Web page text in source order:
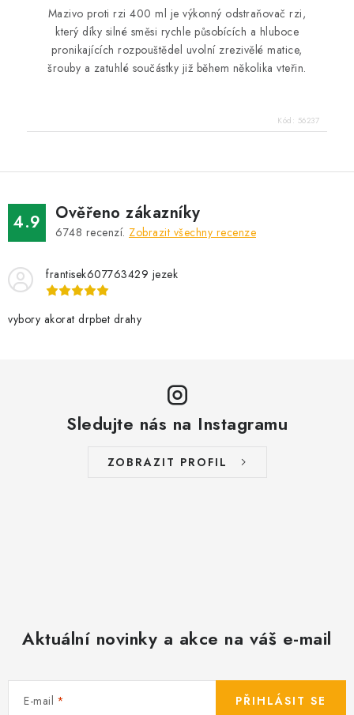
Mazivo proti rzi 400 ml je výkonný odstraňovač rzi,
který díky silné směsi rychle působících a hluboce
pronikajících rozpouštědel uvolní zrezivělé matice,
šrouby a zatuhlé součástky již během několika vteřin.
Kód: 56237
4.9 Ověřeno zákazníky
6748 recenzí. Zobrazit všechny recenze
frantisek607763429 jezek
vybory akorat drpbet drahy
Sledujte nás na Instagramu
ZOBRAZIT PROFIL
Aktuální novinky a akce na váš e-mail
E-mail PŘIHLÁSIT SE